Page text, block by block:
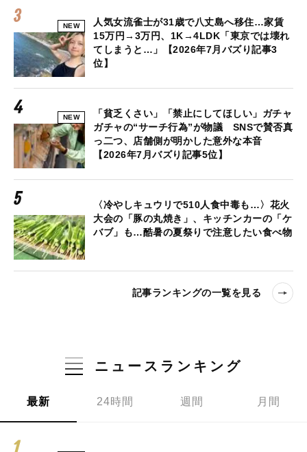
NEW
人気女流雀士が31歳で八丈島へ移住…家賃
15万円→3万円、1K→4LDK「東京では壊れ
てしまうと…」【2026年7月バズり記事3
位】
NEW
「貧乏くさい」「禁止にしてほしい」ガチャ
ガチャの“サーチ行為”が物議 SNSで賛否真
っ二つ、店舗側が明かした意外な本音
【2026年7月バズり記事5位】
〈冷やしキュウリで510人食中毒も…〉花火
大会の「豚の丸焼き」、キッチンカーの「ケ
バブ」も…酷暑の夏祭りで注意したい食べ物
記事ランキングの一覧を見る
ニュースランキング
最新 24時間 週間 月間